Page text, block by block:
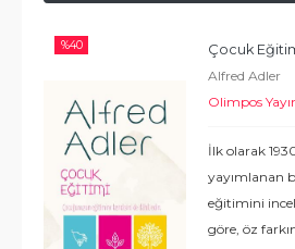
%40
Çocuk
Alfred Adler
Olimpos
İlk olarak
yayımlanan
eğitimini
göre, öz